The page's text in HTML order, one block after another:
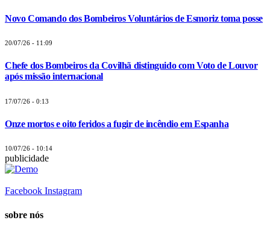
Novo Comando dos Bombeiros Voluntários de Esmoriz toma posse
20/07/26 - 11:09
Chefe dos Bombeiros da Covilhã distinguido com Voto de Louvor
após missão internacional
17/07/26 - 0:13
Onze mortos e oito feridos a fugir de incêndio em Espanha
10/07/26 - 10:14
publicidade
Facebook Instagram
sobre nós